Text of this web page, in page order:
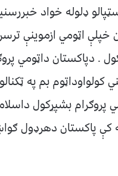
ډلوله خواد
کې، پاکستان خپلې اټومي
. دپاکستان داټومي
بم په
پروګرام بشپړکول
پاکستان دهرډول